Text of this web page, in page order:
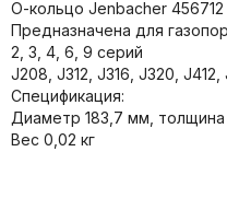
О-кольцо Jenbacher 456712
Предназначена для
2, 3, 4, 6, 9 серий
J208, J312, J316, J320,
Спецификация:
Диаметр 183,7 мм,
Вес 0,02 кг